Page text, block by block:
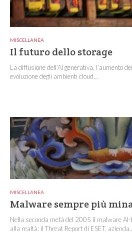
MISCELLANEA
Il futuro dello storage
La diffusione dell’AI generativa, l’aumento
evoluzione degli ambienti cloud...
MISCELLANEA
Malware sempre più
Nella seconda metà del 2005 il malware
alla realtà: il Threat Report di ESET, azienda...